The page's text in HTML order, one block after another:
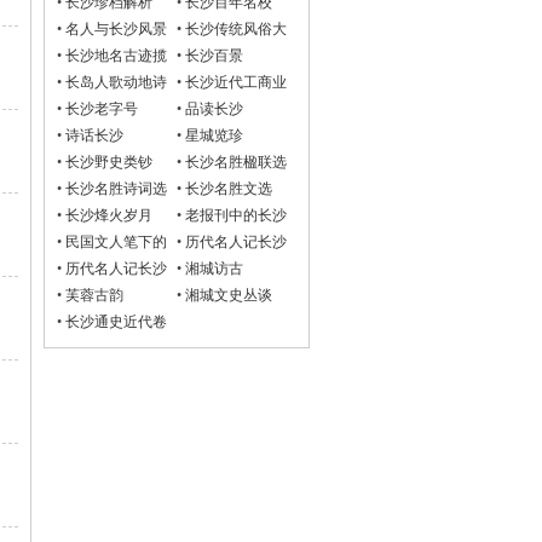
• 名人与长沙风景 • 长沙传统风俗大
观
• 长沙地名古迹揽
胜
• 长沙百景
• 长岛人歌动地诗 • 长沙近代工商业
• 长沙老字号 • 品读长沙
• 诗话长沙 • 星城览珍
• 长沙野史类钞 • 长沙名胜楹联选
• 长沙名胜诗词选 • 长沙名胜文选
• 长沙烽火岁月 • 老报刊中的长沙
• 民国文人笔下的
长沙
• 历代名人记长沙
诗词选
• 历代名人记长沙
文选
• 湘城访古
• 芙蓉古韵 • 湘城文史丛谈
• 长沙通史近代卷